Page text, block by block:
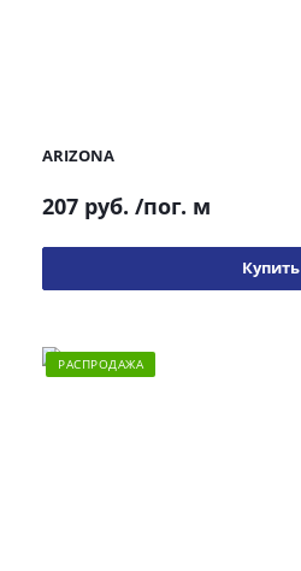
ARIZONA
207 руб. /пог. м
Купить
РАСПРОДАЖА